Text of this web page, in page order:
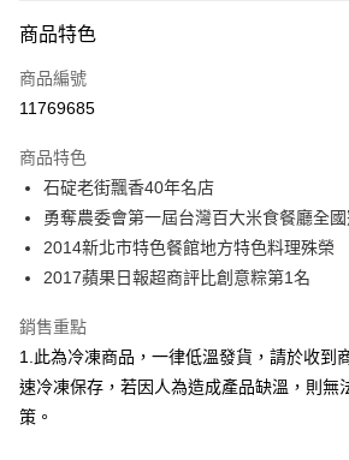
信用卡一次付款
LINE Pay
街口支付
悠遊付
Google Pay
全盈+PAY
大哥付你分期
相關說明
【大哥付你分期使用說明】
商品特色
商品編號
11769685
商品特色
石碇老街飄香40年名店
勇奪農委會第一屆台灣百大米食餐廳全
2014新北市特色餐館地方特色料理殊榮
2017蘋果日報超商評比創意粽第1名
銷售重點
1.此為冷凍商品，一律低溫發貨，請於收到
速冷凍保存，若因人為造成產品缺溫，則無
策。